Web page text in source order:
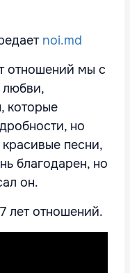
noi.md
отношений мы с
любви,
которые
но
песни,
благодарен, но
он.
лет отношений.